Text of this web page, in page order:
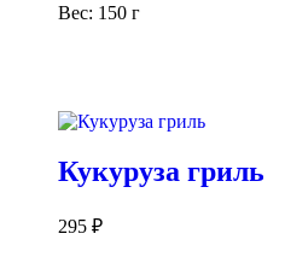
Вес: 150 г
Кукуруза гриль
295 ₽